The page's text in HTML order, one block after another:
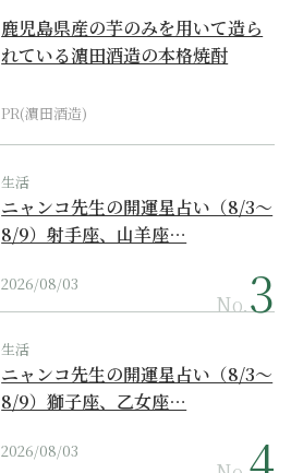
鹿児島県産の芋のみを用いて造ら
れている濵田酒造の本格焼酎
PR(濵田酒造)
生活
ニャンコ先生の開運星占い（8/3～
8/9）射手座、山羊座…
2026/08/03
No.
生活
ニャンコ先生の開運星占い（8/3～
8/9）獅子座、乙女座…
2026/08/03